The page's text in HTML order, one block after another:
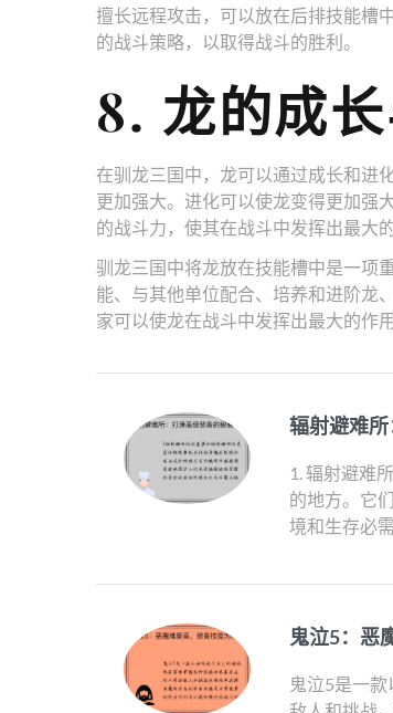
擅长远程攻击，可以放在后排技能槽
的战斗策略，以取得战斗的胜利。
8. 龙的成
在驯龙三国中，龙可以通过成长和进
更加强大。进化可以使龙变得更加强
的战斗力，使其在战斗中发挥出最大的
驯龙三国中将龙放在技能槽中是一项
能、与其他单位配合、培养和进阶龙
家可以使龙在战斗中发挥出最大的作
辐射避难
1. 辐射避难
的地方。它
境和生存必
鬼泣5：恶
鬼泣5是一